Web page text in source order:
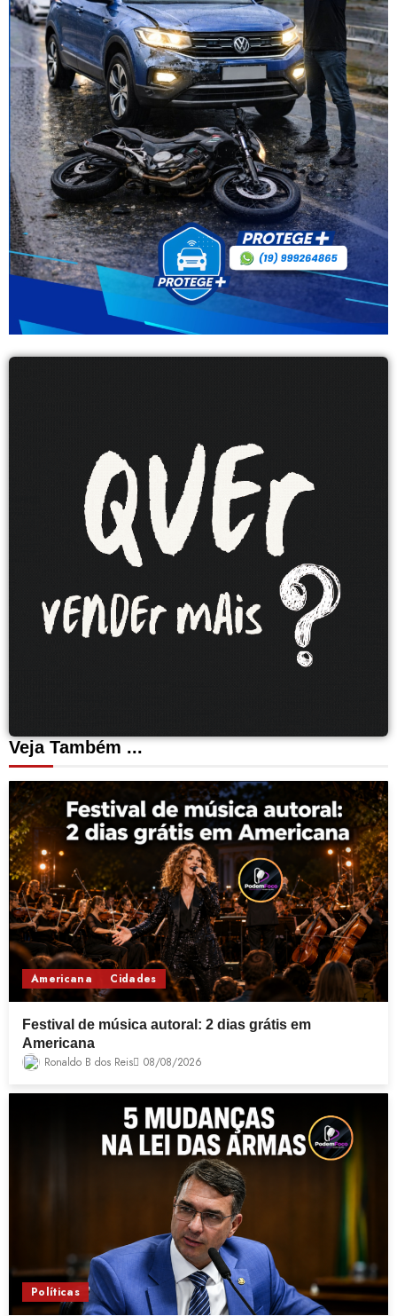
Veja Também ...
Americana Cidades
Festival de música autoral: 2 dias grátis em
Americana
Ronaldo B dos Reis 08/08/2026
Políticas